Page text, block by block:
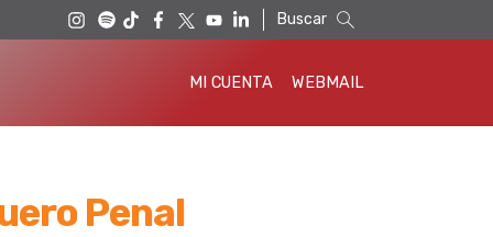
Buscar
MI CUENTA WEBMAIL
Penal